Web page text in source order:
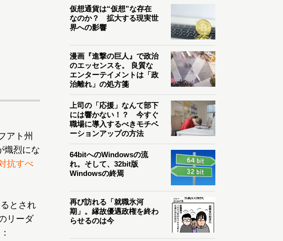
アト州
熾烈にな
抗すべ
とされ
リーダ
仮想通貨は“仮想”な存在
なのか？ 拡大する現実世
界への影響
漫画『進撃の巨人』で政治
のエッセンスを。 良質な
エンターテイメントは「政
治離れ」の処方箋
上司の「応援」なんて部下
には響かない！？ 今すぐ
職場に導入するべきモチベ
ーションアップの方法
64bitへのWindowsの流
れ。そして、32bit版
Windowsの終焉
再び訪れる「就職氷河
期」。縁故優遇政権を終わ
らせるのは今